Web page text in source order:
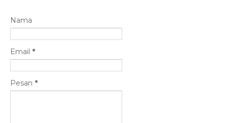
Nama
Email *
Pesan *